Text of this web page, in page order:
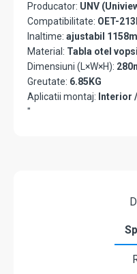
Producator: UNV
Compatibilitate: OET-
Inaltime: ajustabil
Material: Tabla otel
Dimensiuni (L×W×H):
Greutate: 6.85KG
Aplicatii montaj: Interior
"